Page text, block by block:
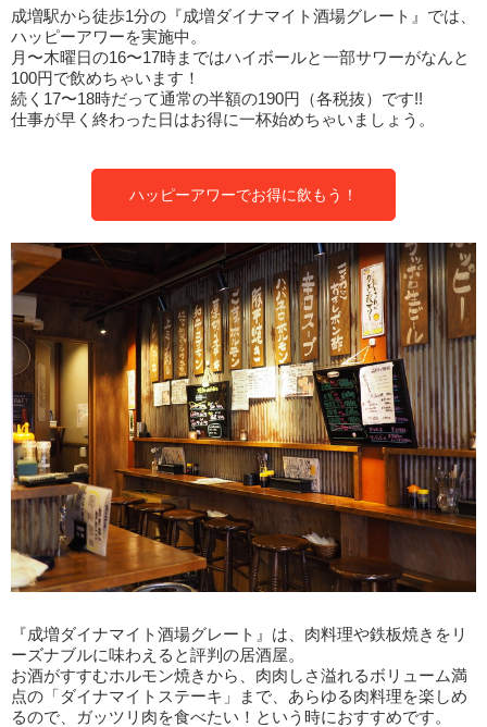
成増駅から徒歩1分の『成増ダイナマイト酒場グレート』では、
ハッピーアワーを実施中。
月〜木曜日の16〜17時まではハイボールと一部サワーがなんと
100円で飲めちゃいます！
続く17〜18時だって通常の半額の190円（各税抜）です!!
仕事が早く終わった日はお得に一杯始めちゃいましょう。
ハッピーアワーでお得に飲もう！
『成増ダイナマイト酒場グレート』は、肉料理や鉄板焼きをリ
ーズナブルに味わえると評判の居酒屋。
お酒がすすむホルモン焼きから、肉肉しさ溢れるボリューム満
点の「ダイナマイトステーキ」まで、あらゆる肉料理を楽しめ
るので、ガッツリ肉を食べたい！という時におすすめです。